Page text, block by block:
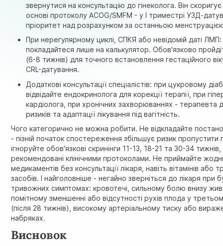
звернутися на консультацію до гінеколога. Він
основі протоколу ACOG/SMFM - у I триместрі УЗД-
пріоритет над розрахунком за останньою
При нерегулярному циклі,СПКЯ або невідомій даті
покладайтеся лише на калькулятор. Обов'язково
(6-8 тижнів) для точного встановлення гестаційного
CRL-датування.
Додаткові консультації спеціалістів: при цукровому
відвідайте ендокринолога для корекції терапії, при
кардіолога, при хронічних захворюваннях - терапевта
ризиків та адаптації лікування під вагітність.
Чого категорично не можна робити. Не відкладайте
- пізній початок спостереження збільшує ризик пропустити
ігноруйте обов'язкові скринінги 11-13, 18-21 та 30-34 тижнів,
рекомендовані клінічними протоколами. Не приймайте
медикаментів без консультації лікаря, навіть вітамінів або
засобів. І найголовніше - негайно зверніться до лікаря при
тривожних симптомах: кровотечі, сильному болю внизу
помітному зменшенні або відсутності рухів плода у
(після 28 тижнів), високому артеріальному тиску або
набряках.
Висновок